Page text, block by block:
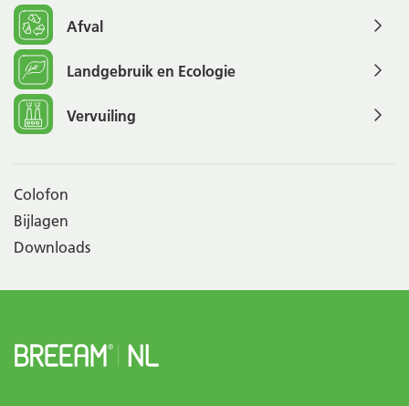
Afval
Landgebruik en Ecologie
Vervuiling
Colofon
Bijlagen
Downloads